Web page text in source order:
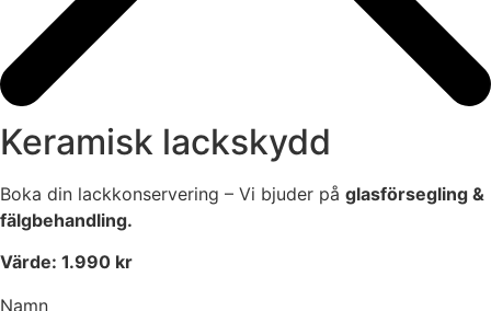
Keramisk lackskydd
Boka din lackkonservering – Vi bjuder på glasförsegling &
fälgbehandling.
Värde: 1.990 kr
Namn